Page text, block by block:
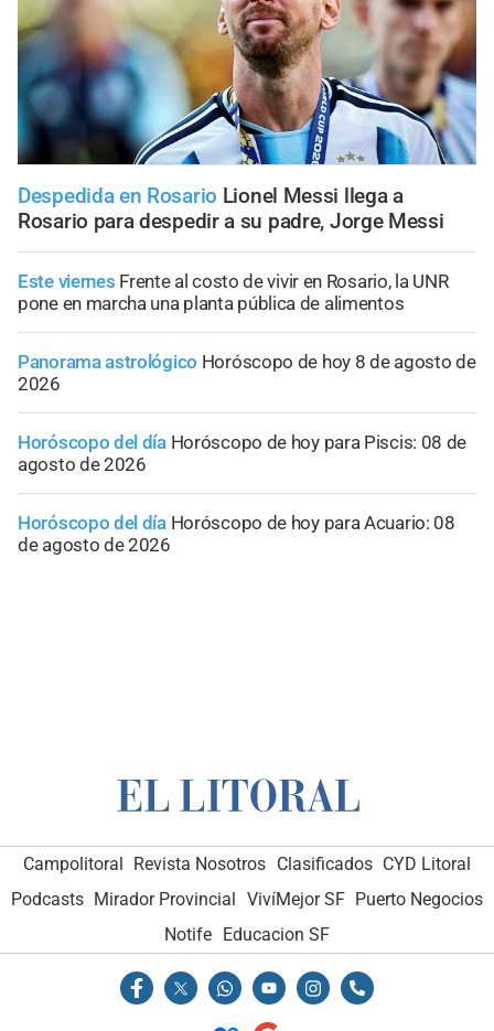
Despedida en Rosario Lionel Messi llega a
Rosario para despedir a su padre, Jorge Messi
Este viernes Frente al costo de vivir en Rosario, la UNR
pone en marcha una planta pública de alimentos
Panorama astrológico Horóscopo de hoy 8 de agosto de
2026
Horóscopo del día Horóscopo de hoy para Piscis: 08 de
agosto de 2026
Horóscopo del día Horóscopo de hoy para Acuario: 08
de agosto de 2026
Campolitoral Revista Nosotros Clasificados CYD Litoral
Podcasts Mirador Provincial VivíMejor SF Puerto Negocios
Notife Educacion SF